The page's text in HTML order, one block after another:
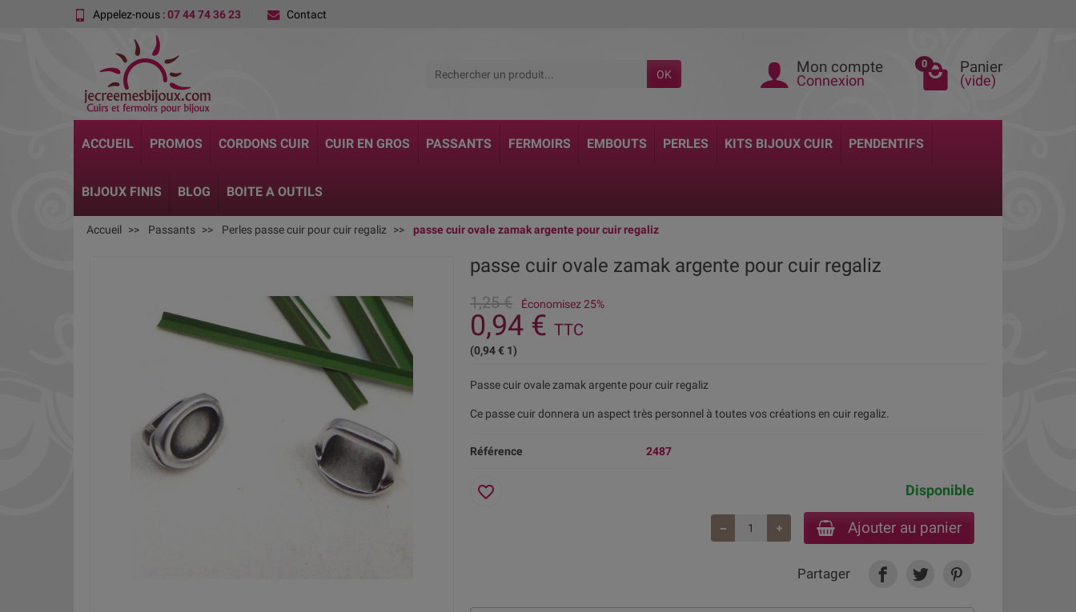
Appelez-nous :07 44 74 36 23 Contact
OK Mon compte
Connexion
0 Panier
(vide)
ACCUEIL PROMOS CORDONS CUIR CUIR EN GROS PASSANTS FERMOIRS EMBOUTS PERLES KITS BIJOUX CUIR PENDENTIFS
BIJOUX FINIS BLOG BOITE A OUTILS
Accueil Passants Perles passe cuir pour cuir regaliz passe cuir ovale zamak argente pour cuir regaliz
passe cuir ovale zamak argente pour cuir regaliz
1,25 € Économisez 25%
0,94 € TTC
(0,94 € 1)
Passe cuir ovale zamak argente pour cuir regaliz
Ce passe cuir donnera un aspect très personnel à toutes vos créations en cuir regaliz.
Référence 2487
Disponible
Ajouter au panier
favorite_border
Partager